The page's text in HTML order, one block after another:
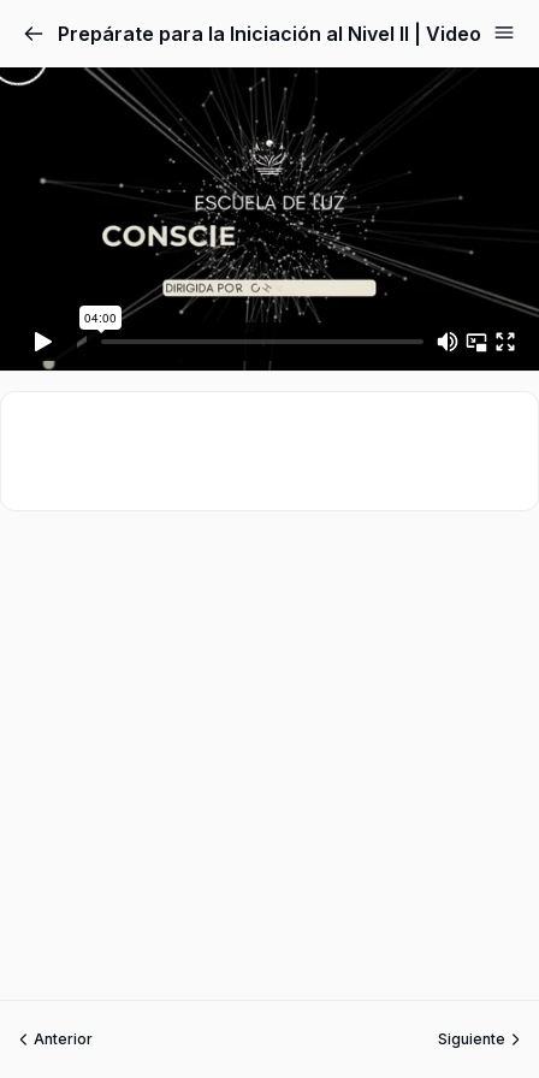
Prepárate para la Iniciación al Nivel II | Video
Anterior Siguiente